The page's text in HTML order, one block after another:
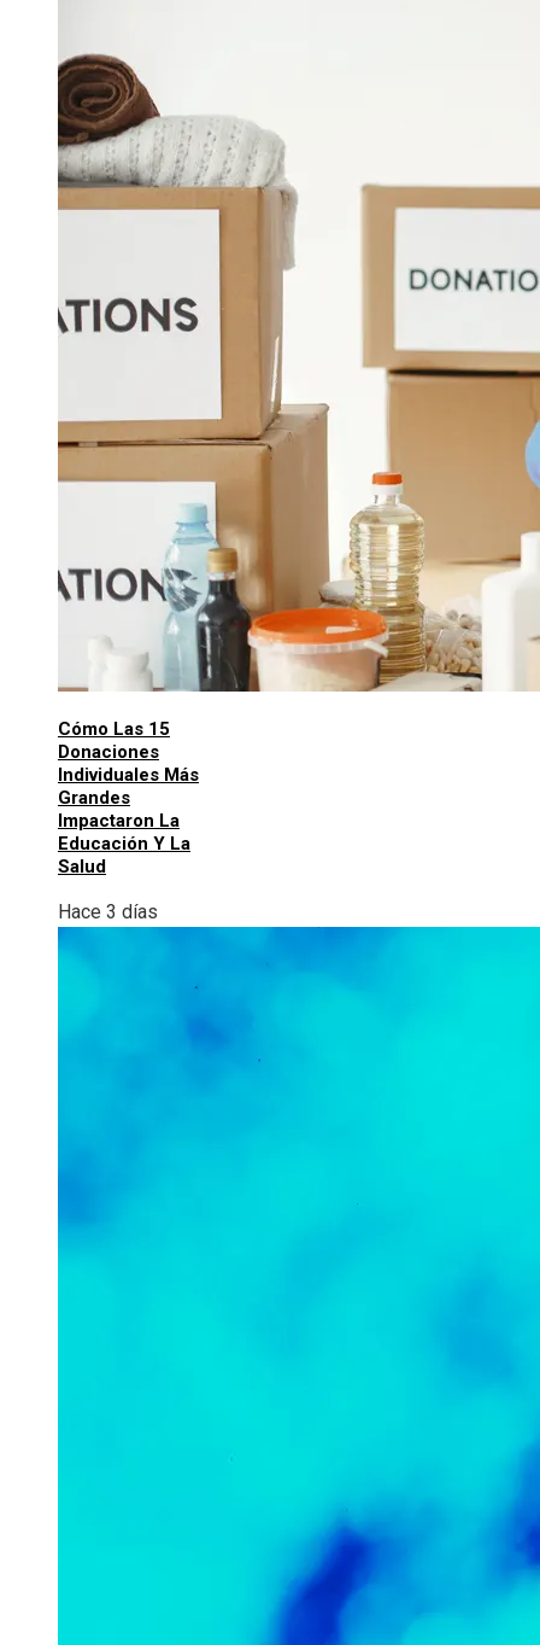
Cómo Las 15
Donaciones
Individuales Más
Grandes
Impactaron La
Educación Y La
Salud
Hace 3 días